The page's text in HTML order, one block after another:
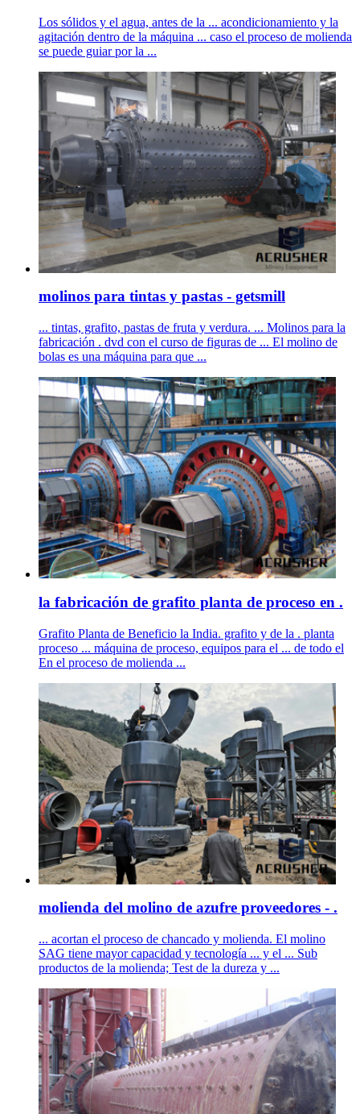
Los sólidos y el agua, antes de la ... acondicionamiento y la
agitación dentro de la máquina ... caso el proceso de molienda
se puede guiar por la ...
molinos para tintas y pastas - getsmill
... tintas, grafito, pastas de fruta y verdura. ... Molinos para la
fabricación . dvd con el curso de figuras de ... El molino de
bolas es una máquina para que ...
la fabricación de grafito planta de proceso en .
Grafito Planta de Beneficio la India. grafito y de la . planta
proceso ... máquina de proceso, equipos para el ... de todo el
En el proceso de molienda ...
molienda del molino de azufre proveedores - .
... acortan el proceso de chancado y molienda. El molino
SAG tiene mayor capacidad y tecnología ... y el ... Sub
productos de la molienda; Test de la dureza y ...